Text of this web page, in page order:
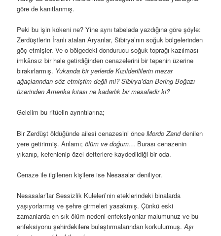
göre de kanıtlanmış.
Peki bu işin kökeni ne? Yine aynı tabelada yazdığına göre şöyle:
Zerdüştlerin İranlı ataları Aryanlar, Sibirya’nın soğuk bölgelerinden
göç etmişler. Ve o bölgedeki dondurucu soğuk toprağı kazılması
imkânsız bir hale getirdiğinden cenazelerini bir tepenin üzerine
bırakırlarmış. Yukarıda bir yerlerde Kızılderililerin mezar
ağaçlarından söz etmiştim değil mi? Sibirya’dan Bering Boğazı
üzerinden Amerika kıtası ne kadarlık bir mesafedir ki?
Gelelim bu ritüelin ayrıntılarına;
Bir Zerdüşt öldüğünde ailesi cenazesini önceMordo Zanddenilen
yere getirirmiş. Anlamı;ölüm ve doğum… Burası cenazenin
yıkanıp, kefenlenip özel defterlere kaydedildiği bir oda.
Cenaze ile ilgilenen kişilere ise Nesasalar deniliyor.
Nesasalar’lar Sessizlik Kuleleri’nin eteklerindeki binalarda
yaşıyorlarmış ve şehre girmeleri yasakmış. Çünkü eski
zamanlarda en sık ölüm nedeni enfeksiyonlar malumunuz ve bu
enfeksiyonu şehirdekilere bulaştırmalarından korkulurmuş.Aşı